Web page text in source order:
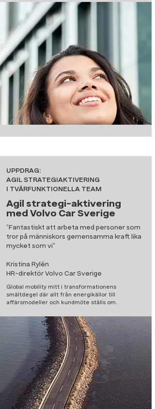
UPPDRAG:
AGIL STRATEGIAKTIVERING
I TVÄRFUNKTIONELLA TEAM
Agil strategi-aktivering
med Volvo Car Sverige
”Fantastiskt att arbeta med personer som
tror på människors gemensamma kraft lika
mycket som vi”
Kristina Rylén
HR-direktör Volvo Car Sverige
Global mobility mitt i transformationens
smältdegel där allt från energikällor till
affärsmodeller och kundmöte ställs om.